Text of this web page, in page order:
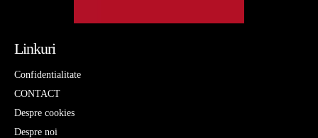
Linkuri
Confidentialitate
CONTACT
Despre cookies
Despre noi